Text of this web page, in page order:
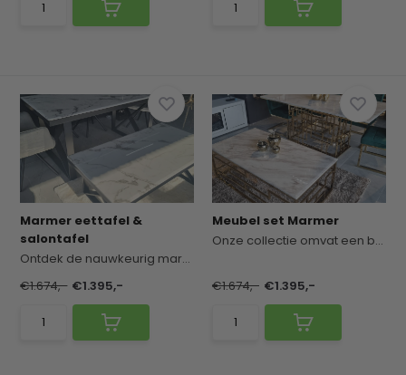
Marmer eettafel &
salontafel
Ontdek de nauwkeurig marmeren eettafels en salon...
€1.674,- €1.395,-
Meubel set Marmer
Onze collectie omvat een breed scala aan stijlvo...
€1.674,- €1.395,-